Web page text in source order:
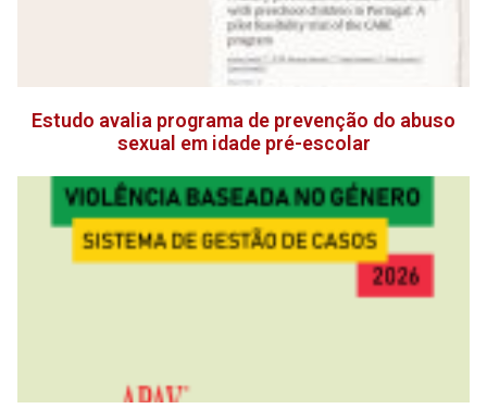
Estudo avalia programa de prevenção do abuso
sexual em idade pré-escolar